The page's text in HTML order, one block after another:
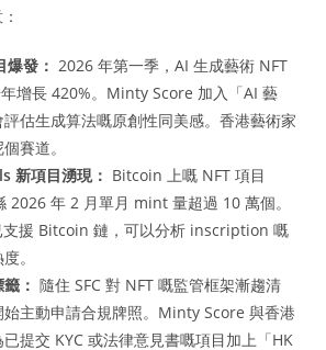
發： 2026 年第一季，AI 生成藝術 NFT
增長 420%。Minty Score 加入「AI 藝
估生成算法嘅原創性同美感。香港藝術家
賽道。
新項目湧現： Bitcoin 上嘅 NFT 項目
2026 年 2 月單月 mint 量超過 10 萬個。
援 Bitcoin 鏈，可以分析 inscription 嘅
。
： 隨住 SFC 對 NFT 嘅監管框架漸趨清
始主動申請合規牌照。Minty Score 與香港
提交 KYC 或法律意見書嘅項目加上「HK